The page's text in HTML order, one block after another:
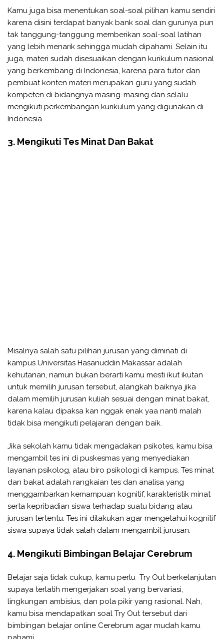
Kamu juga bisa menentukan soal-soal pilihan kamu sendiri
karena disini terdapat banyak bank soal dan gurunya pun
tak tanggung-tanggung memberikan soal-soal latihan
yang lebih menarik sehingga mudah dipahami. Selain itu
juga, materi sudah disesuaikan dengan kurikulum nasional
yang berkembang di Indonesia, karena para tutor dan
pembuat konten materi merupakan guru yang sudah
kompeten di bidangnya masing-masing dan selalu
mengikuti perkembangan kurikulum yang digunakan di
Indonesia.
3. Mengikuti Tes Minat Dan Bakat
Misalnya salah satu pilihan jurusan yang diminati di
kampus Universitas Hasanuddin Makassar adalah
kehutanan, namun bukan berarti kamu mesti ikut ikutan
untuk memilih jurusan tersebut, alangkah baiknya jika
dalam memilih jurusan kuliah sesuai dengan minat bakat,
karena kalau dipaksa kan nggak enak yaa nanti malah
tidak bisa mengikuti pelajaran dengan baik.
Jika sekolah kamu tidak mengadakan psikotes, kamu bisa
mengambil tes ini di puskesmas yang menyediakan
layanan psikolog, atau biro psikologi di kampus. Tes minat
dan bakat adalah rangkaian tes dan analisa yang
menggambarkan kemampuan kognitif, karakteristik minat
serta kepribadian siswa terhadap suatu bidang atau
jurusan tertentu. Tes ini dilakukan agar mengetahui kognitif
siswa supaya tidak salah dalam mengambil jurusan.
4. Mengikuti Bimbingan Belajar Cerebrum
Belajar saja tidak cukup, kamu perlu Try Out berkelanjutan
supaya terlatih mengerjakan soal yang bervariasi,
lingkungan ambisius, dan pola pikir yang rasional. Nah,
kamu bisa mendapatkan soal Try Out tersebut dari
bimbingan belajar online Cerebrum agar mudah kamu